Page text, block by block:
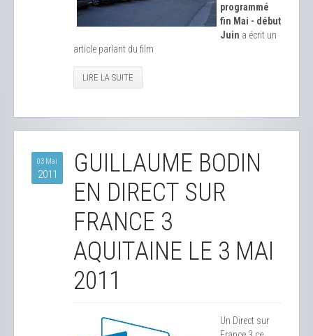
programmé
fin Mai - début
Juin a écrit un
article parlant du film
LIRE LA SUITE
03 Mai
2011
GUILLAUME BODIN
EN DIRECT SUR
FRANCE 3
AQUITAINE LE 3 MAI
2011
Un Direct sur